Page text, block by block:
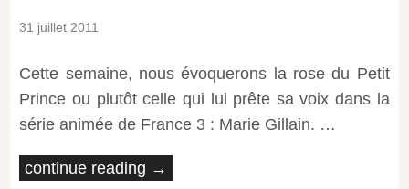
31 juillet 2011
Cette semaine, nous évoquerons la rose du Petit
Prince ou plutôt celle qui lui prête sa voix dans la
série animée de France 3 : Marie Gillain. …
continue reading →